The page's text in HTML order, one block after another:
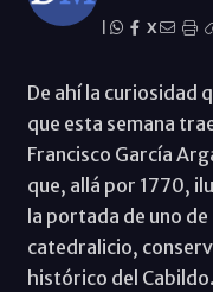
X
De ahí la curiosidad
que esta semana
Francisco García
que, allá por 1770,
la portada de uno
catedralicio,
histórico del Cabildo.